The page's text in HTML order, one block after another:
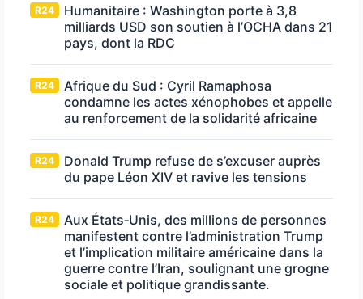
R24
Humanitaire : Washington porte à 3,8
milliards USD son soutien à l’OCHA dans 21
pays, dont la RDC
R24
Afrique du Sud : Cyril Ramaphosa
condamne les actes xénophobes et appelle
au renforcement de la solidarité africaine
R24
Donald Trump refuse de s’excuser auprès
du pape Léon XIV et ravive les tensions
R24
Aux États‑Unis, des millions de personnes
manifestent contre l’administration Trump
et l’implication militaire américaine dans la
guerre contre l’Iran, soulignant une grogne
sociale et politique grandissante.